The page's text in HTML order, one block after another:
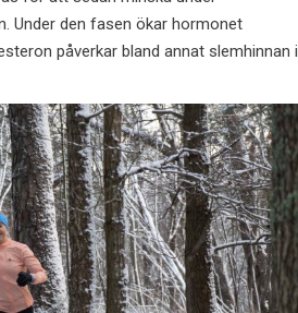
Under den fasen ökar hormonet
påverkar bland annat slemhinnan i